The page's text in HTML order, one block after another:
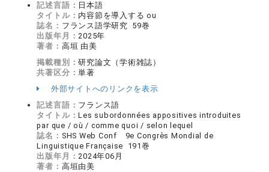
記述言語： 日本語
タイトル： 内容節を導入する ou
誌名： フランス語学研究 59巻
出版年月：2025年
著者： 高垣 由美
掲載種別：研究論文（学術雑誌）
共著区分：単著
外部サイトへのリンクを表示
記述言語： フランス語
タイトル：Les subordonnées appositives introduites
par que / où / comme quoi / selon lequel
誌名： SHS Web Conf 9e Congrès Mondial de
Linguistique Française 191巻
出版年月：2024年06月
著者： 高垣由美